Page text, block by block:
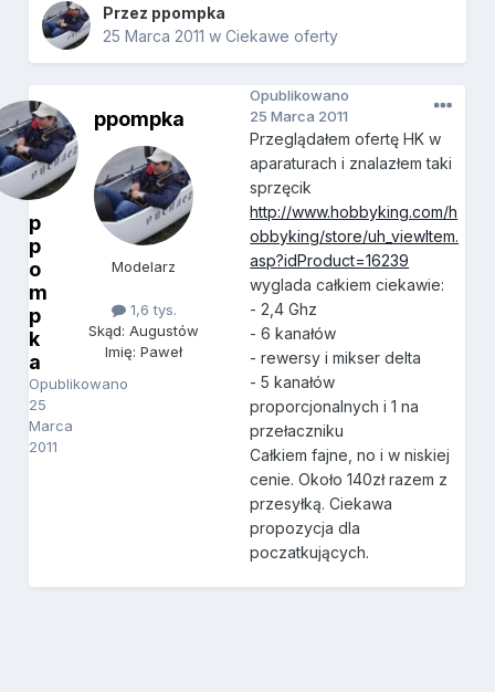
Przez ppompka
25 Marca 2011 wCiekawe oferty
p
p
o
m
p
k
a
Opublikowano
25
Marca
2011
ppompka
Modelarz
1,6 tys.
Skąd: Augustów
Imię: Paweł
Opublikowano
25 Marca 2011
Przeglądałem ofertę HK w
aparaturach i znalazłem taki
sprzęcik
http://www.hobbyking.com/h
obbyking/store/uh_viewItem.
asp?idProduct=16239
wyglada całkiem ciekawie:
- 2,4 Ghz
- 6 kanałów
- rewersy i mikser delta
- 5 kanałów
proporcjonalnych i 1 na
przełaczniku
Całkiem fajne, no i w niskiej
cenie. Około 140zł razem z
przesyłką. Ciekawa
propozycja dla
poczatkujących.